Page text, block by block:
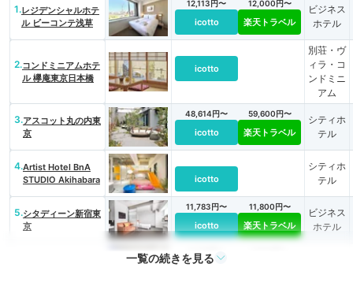
1.レジデンシャルホテ
ル ビーコンテ浅草
12,113円〜
icotto
12,000円〜
楽天トラベル
ビジネス
ホテル
2.コンドミニアムホテ
ル 欅庵東京日本橋
icotto
別荘・ヴ
ィラ・コ
ンドミニ
アム
3.アスコット丸の内東
京
48,614円〜
icotto
59,600円〜
楽天トラベル
シティホ
テル
4.Artist Hotel BnA
STUDIO Akihabara
icotto
シティホ
テル
5.シタディーン新宿東
京
11,783円〜
icotto
11,800円〜
楽天トラベル
ビジネス
ホテル
6,729円〜
一覧の続きを見る